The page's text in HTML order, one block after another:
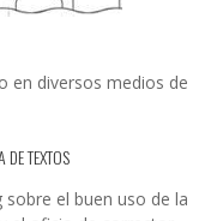
en diversos medios de
DE TEXTOS
sobre el buen uso de la